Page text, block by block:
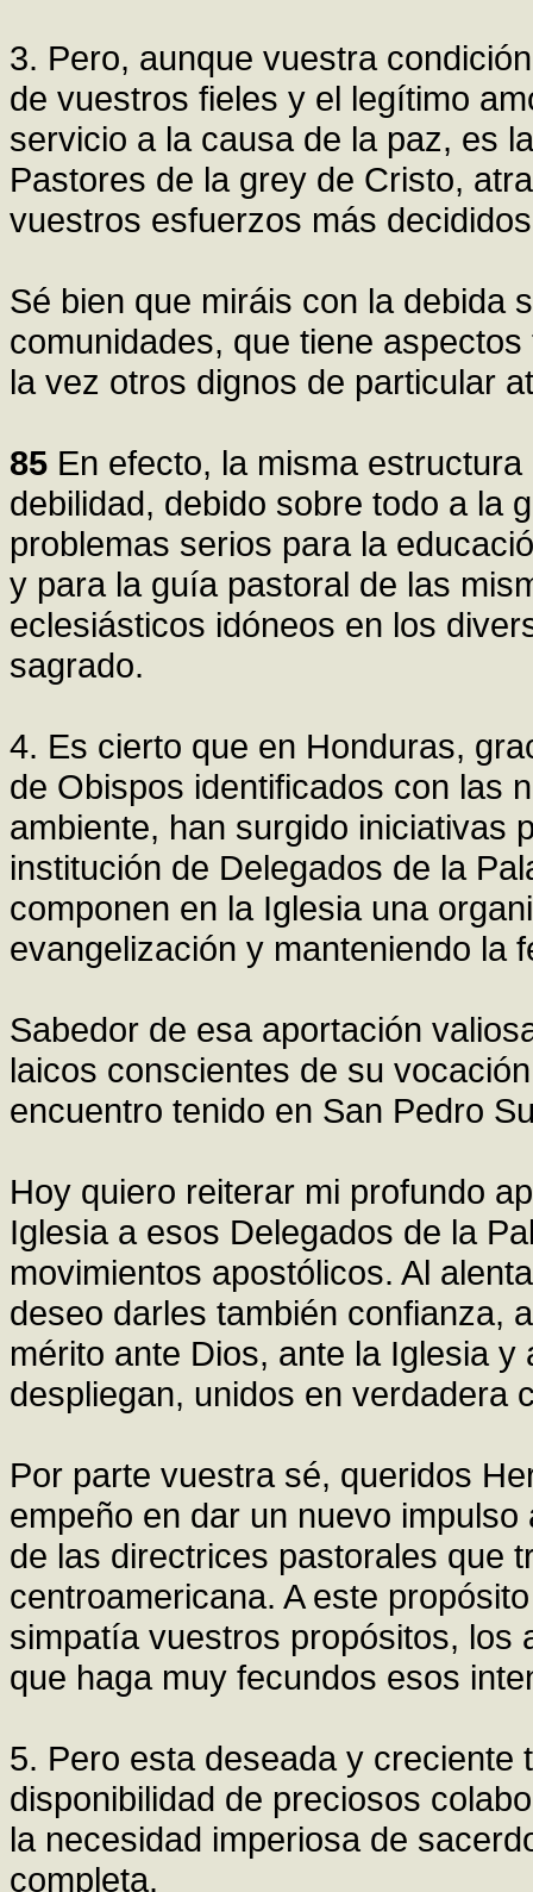
3. Pero, aunque vuestra
de vuestros fieles y el legítimo
servicio a la causa de la paz, es
Pastores de la grey de Cristo,
vuestros esfuerzos más
Sé bien que miráis con la debida
comunidades, que tiene
la vez otros dignos de particular
85 En efecto, la misma
debilidad, debido sobre todo a la
problemas serios para la
y para la guía pastoral de las
eclesiásticos idóneos en los
sagrado.
4. Es cierto que en Honduras,
de Obispos identificados con las
ambiente, han surgido iniciativas
institución de Delegados de la
componen en la Iglesia una
evangelización y manteniendo la
Sabedor de esa aportación
laicos conscientes de su
encuentro tenido en San Pedro
Hoy quiero reiterar mi profundo
Iglesia a esos Delegados de la
movimientos apostólicos. Al
deseo darles también confianza,
mérito ante Dios, ante la Iglesia
despliegan, unidos en verdadera
Por parte vuestra sé, queridos
empeño en dar un nuevo
de las directrices pastorales que
centroamericana. A este
simpatía vuestros propósitos, los
que haga muy fecundos esos
5. Pero esta deseada y
disponibilidad de preciosos
la necesidad imperiosa de
completa.